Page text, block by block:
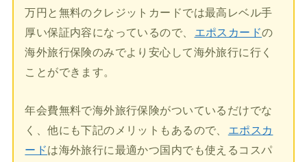
万円と無料のクレジットカードでは最高レベル手
厚い保証内容になっているので、
エポスカードの
海外旅行保険のみでより安心して海外旅行に行く
ことができます。
年会費無料で海外旅行保険がついているだけでな
く、他にも下記のメリットもあるので、
エポスカ
ードは海外旅行に最適かつ国内でも使えるコスパ